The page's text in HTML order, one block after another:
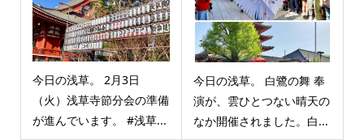
今日の浅草。 2月3日
（火）浅草寺節分会の準備
が進んでいます。 #浅草...
今日の浅草。 白鷺の舞 奉
演が、雲ひとつない晴天の
なか開催されました。白...